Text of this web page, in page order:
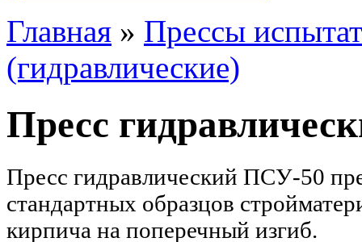
Главная » Прессы
(гидравлические)
Пресс
Пресс гидравлический ПСУ-50
стандартных образцов
кирпича на поперечный изгиб.